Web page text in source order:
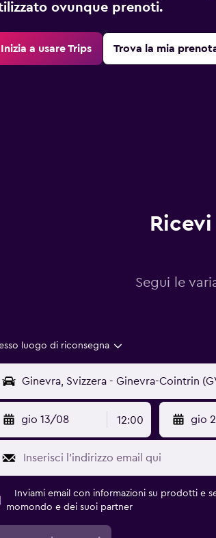
ovunque prenoti.
Inizia a usare Trips Trova la mia
Segui le
luogo di riconsegna
gio 13/08 12:00 gio
Inviami email con informazioni su prodotti e
momondo e dei suoi partner